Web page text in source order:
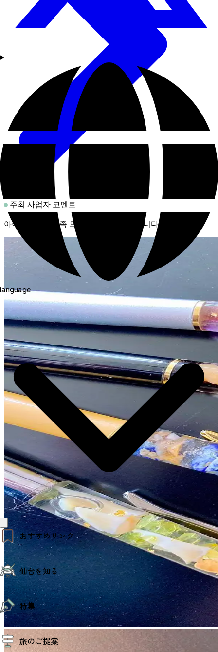
language
おすすめリンク
仙台夜時間
モデルコース
エリアガイド
お知らせ
お得なチケット
仙台を知る
仙台の魅力
エリアガイド
復興に向けて
仙台観光PR動画ライブラリー
仙台から行く東北周遊旅
伝統的工芸品
特集
特集
夜時間トピックス
旅のご提案
주최 사업자 코멘트
아이들, 커플, 가족 모두에게 쉽고 간편합니다!